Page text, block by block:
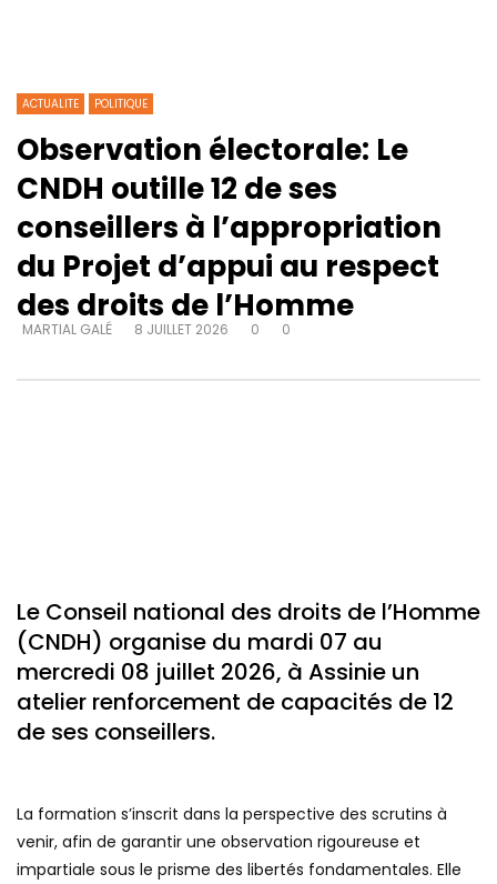
ACTUALITE POLITIQUE
Observation électorale: Le
CNDH outille 12 de ses
conseillers à l’appropriation
du Projet d’appui au respect
des droits de l’Homme
MARTIAL GALÉ 8 JUILLET 2026 0 0
Le Conseil national des droits de l’Homme
(CNDH) organise du mardi 07 au
mercredi 08 juillet 2026, à Assinie un
atelier renforcement de capacités de 12
de ses conseillers.
La formation s’inscrit dans la perspective des scrutins à
venir, afin de garantir une observation rigoureuse et
impartiale sous le prisme des libertés fondamentales. Elle